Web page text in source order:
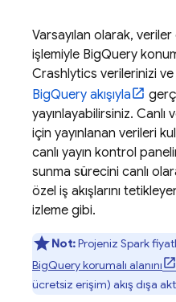
Varsayılan olarak,
işlemiyle BigQuery
Crashlytics verilerinizi ve
BigQuery akışıyla
yayınlayabilirsiniz.
için yayınlanan verileri
canlı yayın kontrol
sunma sürecini canlı
özel iş akışlarını
izleme gibi.
Not:Projeniz Spark
BigQuerykorumalı alanını
ücretsiz erişim) akış dışa